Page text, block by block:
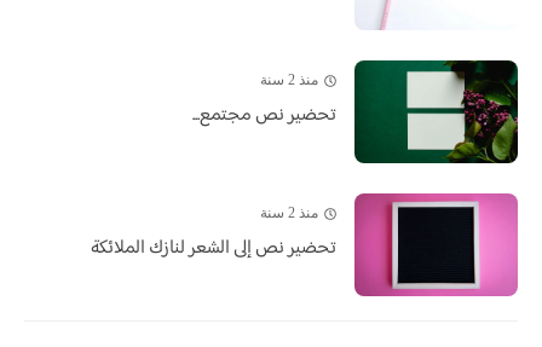
منذ 2 سنة
تحضير نص مجتمع...
منذ 2 سنة
تحضير نص إلى الشعر لنازك الملائكة